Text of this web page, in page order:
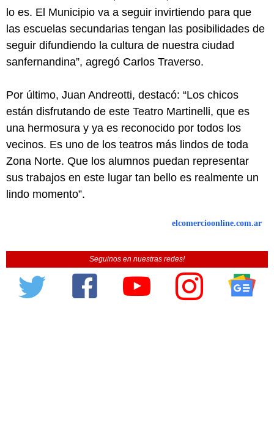
lo es. El Municipio va a seguir invirtiendo para que
las escuelas secundarias tengan las posibilidades de
seguir difundiendo la cultura de nuestra ciudad
sanfernandina”, agregó Carlos Traverso.
Por último, Juan Andreotti, destacó: “Los chicos
están disfrutando de este Teatro Martinelli, que es
una hermosura y ya es reconocido por todos los
vecinos. Es uno de los teatros más lindos de toda
Zona Norte. Que los alumnos puedan representar
sus trabajos en este lugar tan bello es realmente un
lindo momento”.
elcomercioonline.com.ar
Seguinos en nuestras redes!